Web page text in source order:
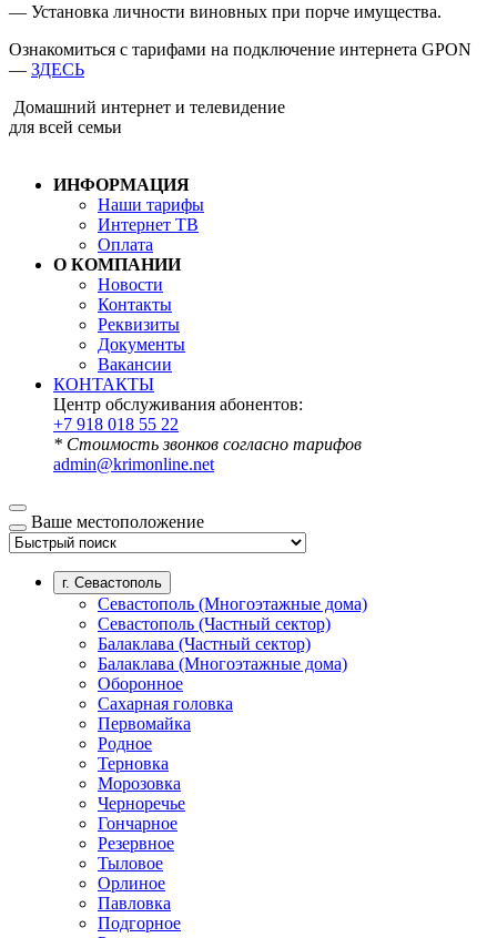
— Установка личности виновных при порче имущества.
Ознакомиться с тарифами на подключение интернета GPON
— ЗДЕСЬ
Домашний интернет и телевидение
для всей семьи
ИНФОРМАЦИЯ
Наши тарифы
Интернет ТВ
Оплата
О КОМПАНИИ
Новости
Контакты
Реквизиты
Документы
Вакансии
КОНТАКТЫ
Центр обслуживания абонентов:
+7 918 018 55 22
* Стоимость звонков согласно тарифов
admin@krimonline.net
Ваше местоположение
г. Севастополь
Севастополь (Многоэтажные дома)
Севастополь (Частный сектор)
Балаклава (Частный сектор)
Балаклава (Многоэтажные дома)
Оборонное
Сахарная головка
Первомайка
Родное
Терновка
Морозовка
Черноречье
Гончарное
Резервное
Тыловое
Орлиное
Павловка
Подгорное